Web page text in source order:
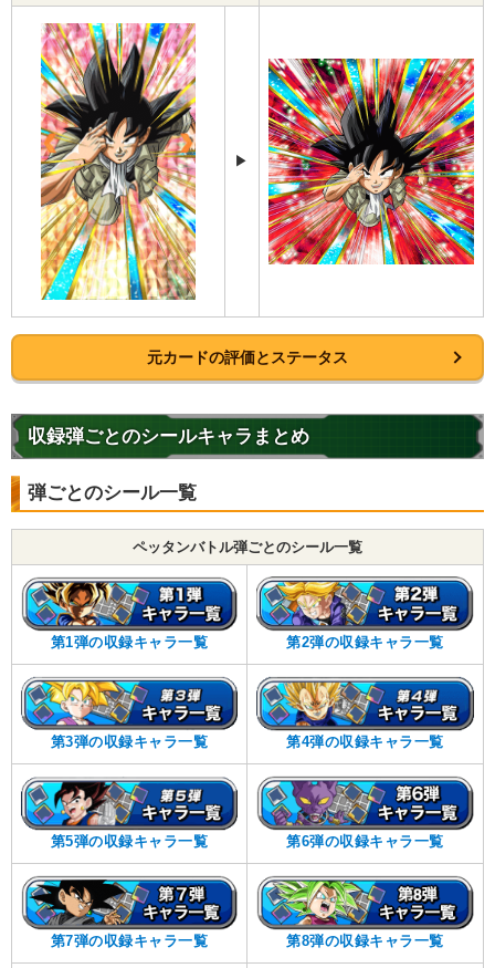
▶
元カードの評価とステータス
収録弾ごとのシールキャラまとめ
弾ごとのシール一覧
ペッタンバトル弾ごとのシール一覧
第1弾の収録キャラ一覧 第2弾の収録キャラ一覧
第3弾の収録キャラ一覧 第4弾の収録キャラ一覧
第5弾の収録キャラ一覧 第6弾の収録キャラ一覧
第7弾の収録キャラ一覧 第8弾の収録キャラ一覧